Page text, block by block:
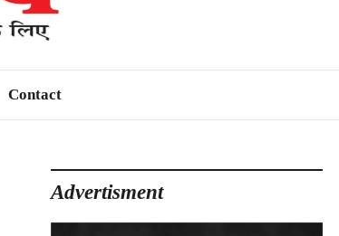
Contact
Advertisment